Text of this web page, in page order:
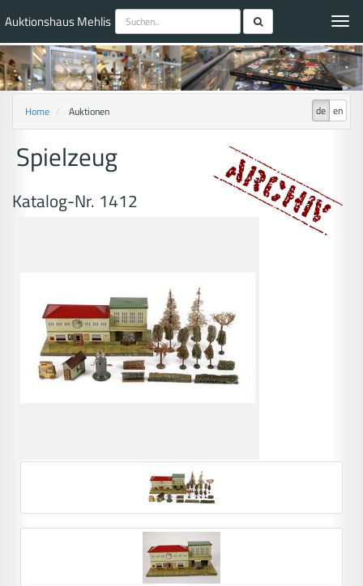
Auktionshaus Mehlis
de en
Home Auktionen
Spielzeug
Katalog-Nr. 1412